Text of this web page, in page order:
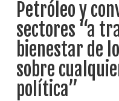
Petróleo y
sectores “a
bienestar de
sobre
política”